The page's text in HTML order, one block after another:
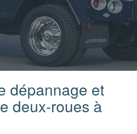
dépannage et
deux-roues à